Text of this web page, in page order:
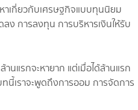
าเกี่ยวกับเศรษฐกิจแบบทุนนิยม
ลง การลงทุน การบริหารเงินให้รับ
านแรกจะหายาก แต่เมื่อได้ล้านแรก
นี้เราจะพูดถึงการออม การจัดการ